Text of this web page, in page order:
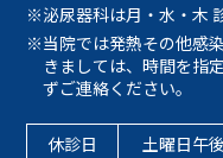
泌尿器科は月・水・木
当院では発熱その他感
きましては、時間を指
ずご連絡ください。
休診日 土曜日午